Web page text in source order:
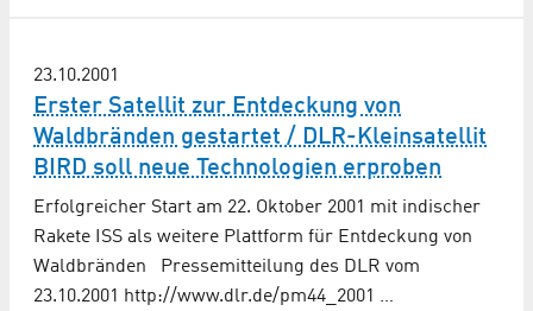
23.10.2001
Erster Satellit zur Entdeckung von
Waldbränden gestartet / DLR-Kleinsatellit
BIRD soll neue Technologien erproben
Erfolgreicher Start am 22. Oktober 2001 mit indischer
Rakete ISS als weitere Plattform für Entdeckung von
Waldbränden Pressemitteilung des DLR vom
23.10.2001 http://www.dlr.de/pm44_2001 …